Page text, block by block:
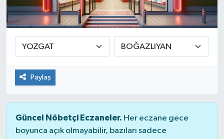
Paylaş
Güncel Nöbetçi Eczaneler. Her eczane gece
boyunca açık olmayabilir, bazıları sadece